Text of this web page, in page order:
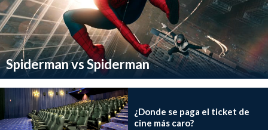
Spiderman vs Spiderman
¿Donde se paga el ticket de
cine más caro?